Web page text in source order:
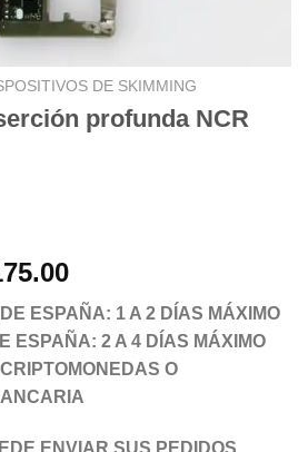
DE SKIMMING
profunda NCR
Current
price
is:
€1,175.00.
ESPAÑA: 1 A 2 DÍAS MÁXIMO
ESPAÑA: 2 A 4 DÍAS MÁXIMO
O
ENVIAR SUS PEDIDOS